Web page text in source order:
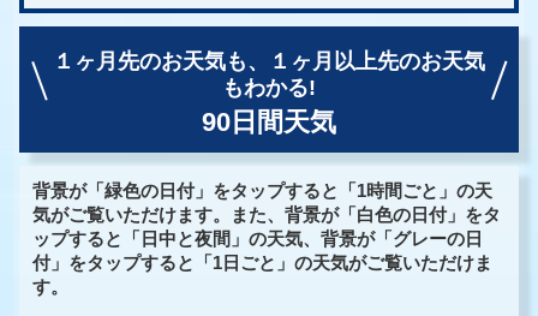
１ヶ月先のお天気も、
１ヶ月以上先のお天気
もわかる!
90日間天気
背景が「緑色の日付」をタップすると「1時間ごと」の天
気がご覧いただけます。また、背景が「白色の日付」をタ
ップすると「日中と夜間」の天気、背景が「グレーの日
付」をタップすると「1日ごと」の天気がご覧いただけま
す。